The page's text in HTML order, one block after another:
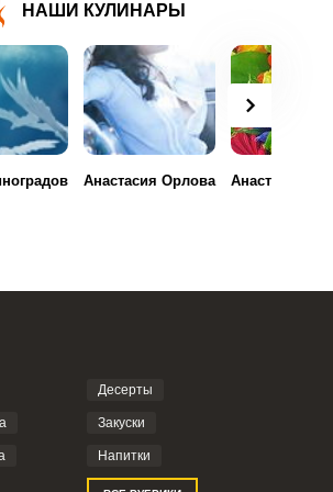
НАШИ КУЛИНАРЫ
Анастасия Орлова Анастасия
Десерты
Закуски
Напитки